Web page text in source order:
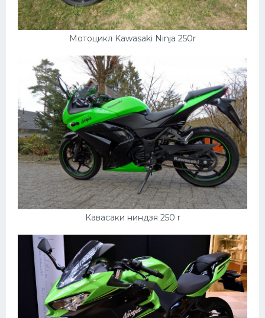
Мотоцикл Kawasaki Ninja 250r
Кавасаки ниндзя 250 r
Митсубиси
Киа
Крайслер
Порше
Самолеты
Корабли
Комплектующие
Тойота
Лодки
Вертолеты
Мазда
Самокаты
Велосипеды